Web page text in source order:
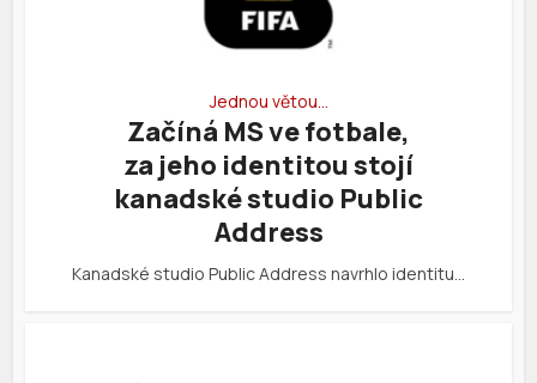
Jednou větou…
Začíná MS ve fotbale,
za jeho identitou stojí
kanadské studio Public
Address
Kanadské studio Public Address navrhlo identitu…